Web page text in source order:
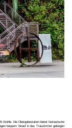
Stühle. Die Übergabestation bietet fantastische
bequem hinauf in das Trauzimmer gelangen